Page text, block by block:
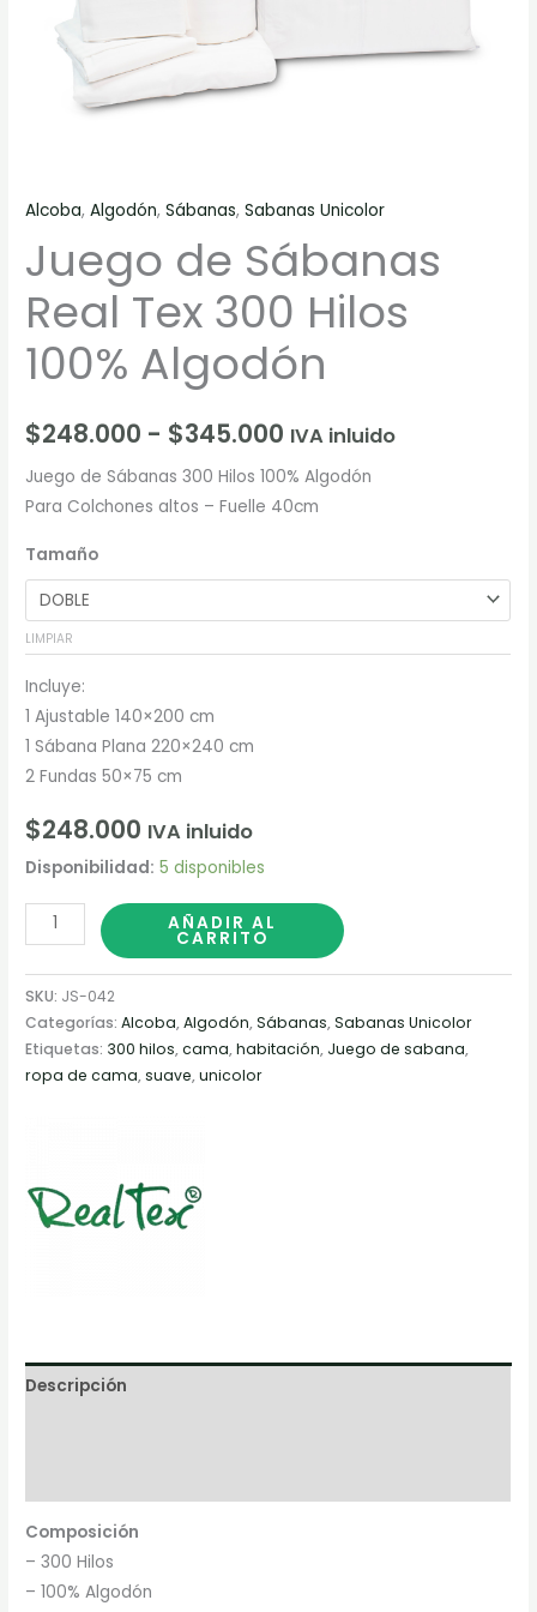
Alcoba,Algodón,Sábanas,Sabanas Unicolor
Juego de Sábanas
Real Tex 300 Hilos
100% Algodón
$248.000 - $345.000 IVA inluido
Juego de Sábanas 300 Hilos 100% Algodón
Para Colchones altos – Fuelle 40cm
Tamaño
LIMPIAR
Incluye:
1 Ajustable 140×200 cm
1 Sábana Plana 220×240 cm
2 Fundas 50×75 cm
$248.000 IVA inluido
Disponibilidad: 5 disponibles
AÑADIR AL
CARRITO
SKU: JS-042
Categorías:Alcoba,Algodón,Sábanas,Sabanas Unicolor
Etiquetas: 300 hilos,cama,habitación, Juego de sabana,
ropa de cama,suave,unicolor
Descripción
Composición
– 300 Hilos
– 100% Algodón